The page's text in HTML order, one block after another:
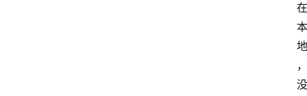
在
本
地
，
没